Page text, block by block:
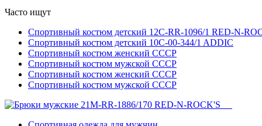
Часто ищут
Спортивный костюм детский 12C-RR-1096/1 RED-N-
Спортивный костюм детский 10C-00-344/1 ADDIC
Спортивный костюм женский СССР
Спортивный костюм мужской СССР
Спортивный костюм женский СССР
Спортивный костюм мужской СССР